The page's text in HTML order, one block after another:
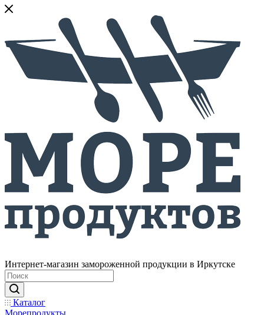
Интернет-магазин замороженной продукции в Иркутске
Каталог
Морепродукты